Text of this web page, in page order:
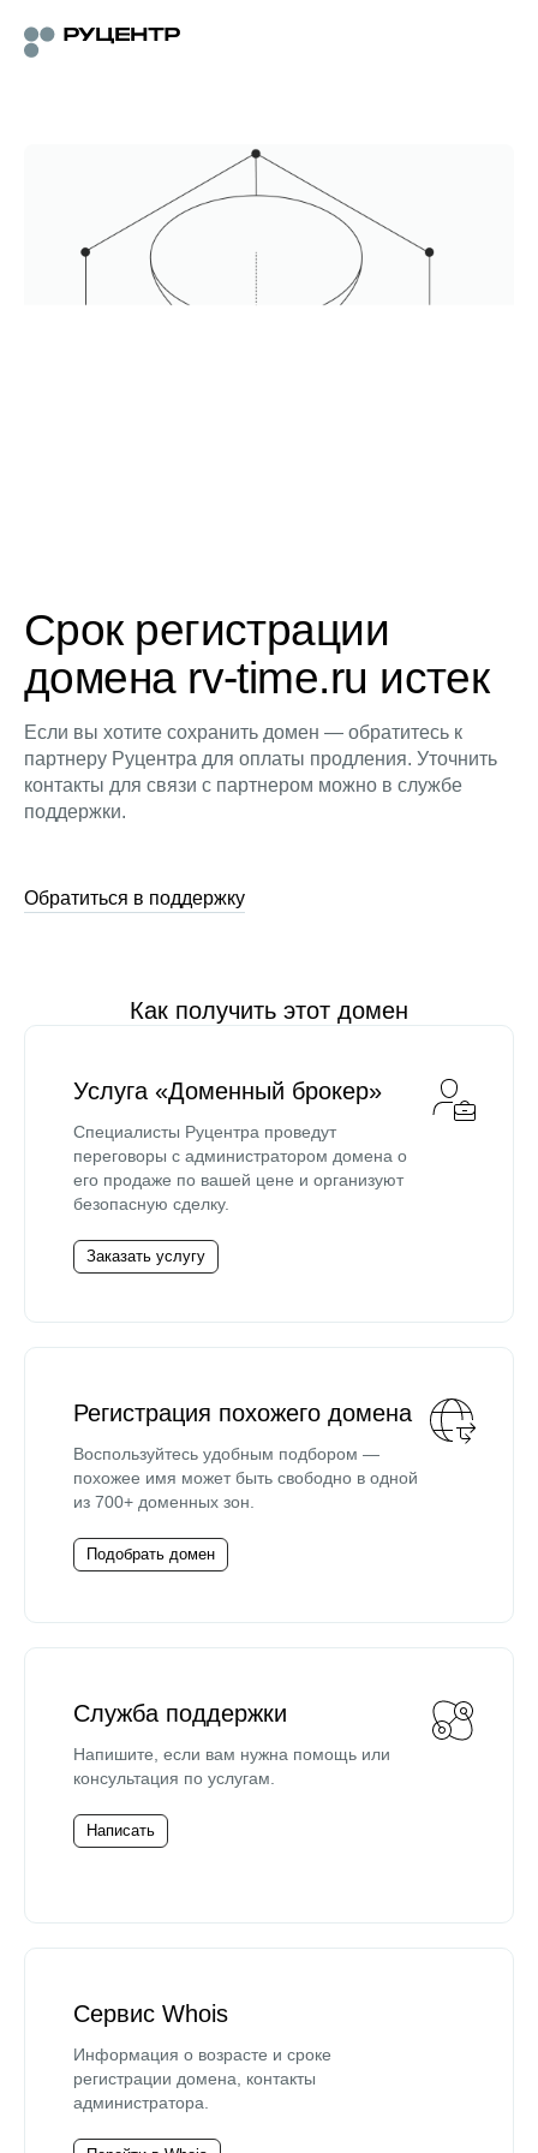
Срок регистрации
домена rv-time.ru истек
Если вы хотите сохранить домен — обратитесь к
партнеру Руцентра для оплаты продления. Уточнить
контакты для связи с партнером можно в службе
поддержки.
Обратиться в поддержку
Как получить этот домен
Услуга «Доменный брокер»
Специалисты Руцентра проведут
переговоры с администратором домена о
его продаже по вашей цене и организуют
безопасную сделку.
Заказать услугу
Регистрация похожего домена
Воспользуйтесь удобным подбором —
похожее имя может быть свободно в одной
из 700+ доменных зон.
Подобрать домен
Служба поддержки
Напишите, если вам нужна помощь или
консультация по услугам.
Написать
Сервис Whois
Информация о возрасте и сроке
регистрации домена, контакты
администратора.